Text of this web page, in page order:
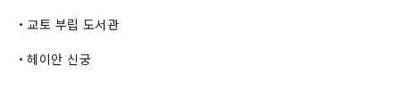
・교토 부립 도서관
・헤이안 신궁